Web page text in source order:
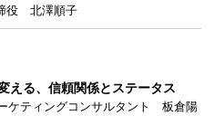
役 北澤順子
える、信頼関係とステータス
ケティングコンサルタント 板倉陽